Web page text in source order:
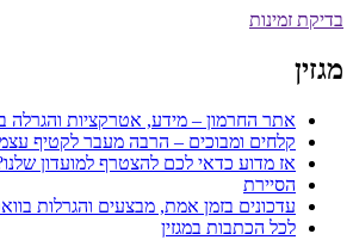
בדיקת זמינות
מגזין
אתר החרמון – מידע, אטרקציות והגרלה
קלחים ומבוכים – הרבה מעבר לקטיף
אז מדוע כדאי לכם להצטרף למועדון
הסיירת
עדכונים בזמן אמת, מבצעים והגרלות
לכל הכתבות במגזין